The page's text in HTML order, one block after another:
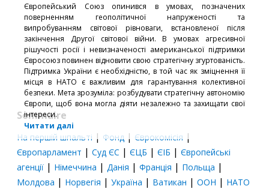
Європейський Союз опинився в умовах, позначених
поверненням геополітичної напруженості та
випробуванням світової рівноваги, встановленої після
закінчення Другої світової війни. В умовах агресивної
рішучості росії і невизначеності американської підтримки
Євросоюз повинен відновити свою стратегічну згуртованість.
Підтримка України є необхідністю, в той час як зміцнення її
місця в НАТО є важливим для гарантування колективної
безпеки. Мета зрозуміла: розбудувати стратегічну автономію
Європи, щоб вона могла діяти незалежно та захищати свої
інтереси.
Читати далі
Sommaire
На першій шпальті | Фонд | Єврокомісія |
Європарламент | Суд ЄС | ЄЦБ | ЄІБ | Європейські
агенції | Німеччина | Данія | Франція | Польща |
Молдова | Норвегія | Україна | Ватикан | ООН | НАТО